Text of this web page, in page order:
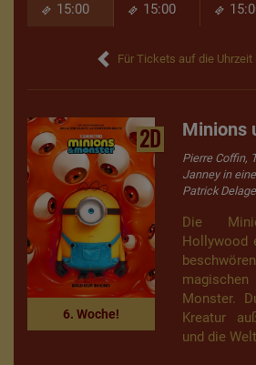
15:00 15:00
Für Tickets auf die Uhrzeit
2D
6. Woche!
Minions
Pierre Coffin,
Janney in
Patrick Delage
Die
Hollywood
Monster.
Kreatur
und die